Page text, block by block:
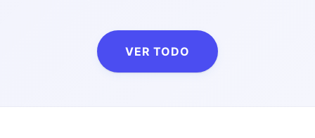
VER TODO